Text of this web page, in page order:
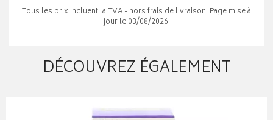
Tous les prix incluent la TVA - hors frais de livraison. Page mise à
jour le 03/08/2026.
DÉCOUVREZ ÉGALEMENT